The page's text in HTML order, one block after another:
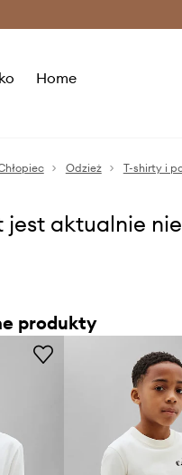
Home
Odzież T-shirty i
jest aktualnie
produkty